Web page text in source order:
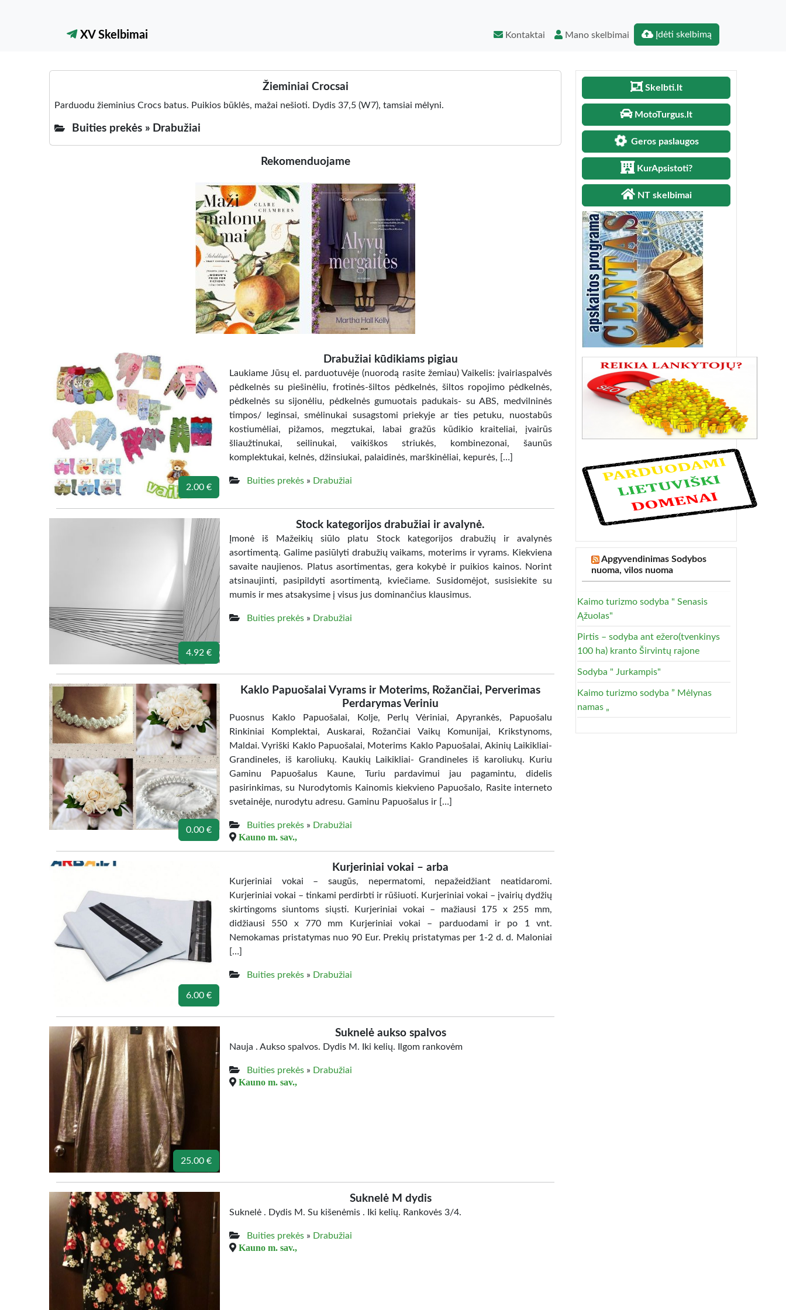
XV Skelbimai Kontaktai Mano skelbimai Įdėti skelbimą
Žieminiai Crocsai
Parduodu žieminius Crocs batus. Puikios būklės, mažai nešioti. Dydis 37,5 (W7), tamsiai mėlyni.
Buities prekės » Drabužiai
Rekomenduojame
2.00 €
Drabužiai kūdikiams pigiau
Laukiame Jūsų el. parduotuvėje (nuorodą rasite žemiau) Vaikelis: įvairiaspalvės
pėdkelnės su piešinėliu, frotinės-šiltos pėdkelnės, šiltos ropojimo pėdkelnės,
pėdkelnės su sijonėliu, pėdkelnės gumuotais padukais- su ABS, medvilninės
timpos/ leginsai, smėlinukai susagstomi priekyje ar ties petuku, nuostabūs
kostiumėliai, pižamos, megztukai, labai gražūs kūdikio kraiteliai, įvairūs
šliaužtinukai, seilinukai, vaikiškos striukės, kombinezonai, šaunūs
komplektukai, kelnės, džinsiukai, palaidinės, marškinėliai, kepurės, […]
Buities prekės» Drabužiai
4.92 €
Stock kategorijos drabužiai ir avalynė.
Įmonė iš Mažeikių siūlo platu Stock kategorijos drabužių ir avalynės
asortimentą. Galime pasiūlyti drabužių vaikams, moterims ir vyrams. Kiekviena
savaite naujienos. Platus asortimentas, gera kokybė ir puikios kainos. Norint
atsinaujinti, pasipildyti asortimentą, kviečiame. Susidomėjot, susisiekite su
mumis ir mes atsakysime į visus jus dominančius klausimus.
Buities prekės» Drabužiai
0.00 €
Kaklo Papuošalai Vyrams ir Moterims, Rožančiai, Perverimas
Perdarymas Veriniu
Puosnus Kaklo Papuošalai, Kolje, Perlų Vėriniai, Apyrankės, Papuošalu
Rinkiniai Komplektai, Auskarai, Rožančiai Vaikų Komunijai, Krikstynoms,
Maldai. Vyriški Kaklo Papuošalai, Moterims Kaklo Papuošalai, Akinių Laikikliai-
Grandineles, iš karoliukų. Kaukių Laikikliai- Grandineles iš karoliukų. Kuriu
Gaminu Papuošalus Kaune, Turiu pardavimui jau pagamintu, didelis
pasirinkimas, su Nurodytomis Kainomis kiekvieno Papuošalo, Rasite interneto
svetainėje, nurodytu adresu. Gaminu Papuošalus ir […]
Buities prekės» Drabužiai
Kauno m. sav.,
6.00 €
Kurjeriniai vokai – arba
Kurjeriniai vokai – saugūs, nepermatomi, nepažeidžiant neatidaromi.
Kurjeriniai vokai – tinkami perdirbti ir rūšiuoti. Kurjeriniai vokai – įvairių dydžių
skirtingoms siuntoms siųsti. Kurjeriniai vokai – mažiausi 175 x 255 mm,
didžiausi 550 x 770 mm Kurjeriniai vokai – parduodami ir po 1 vnt.
Nemokamas pristatymas nuo 90 Eur. Prekių pristatymas per 1-2 d. d. Maloniai
[…]
Buities prekės» Drabužiai
25.00 €
Suknelė aukso spalvos
Nauja . Aukso spalvos. Dydis M. Iki kelių. Ilgom rankovėm
Buities prekės» Drabužiai
Kauno m. sav.,
Suknelė M dydis
Suknelė . Dydis M. Su kišenėmis . Iki kelių. Rankovės 3/4.
Buities prekės» Drabužiai
Kauno m. sav.,
Skelbti.lt
MotoTurgus.lt
Geros paslaugos
KurApsistoti?
NT skelbimai
Apgyvendinimas Sodybos
nuoma, vilos nuoma
Kaimo turizmo sodyba " Senasis
Ąžuolas"
Pirtis – sodyba ant ežero(tvenkinys
100 ha) kranto Širvintų rajone
Sodyba " Jurkampis"
Kaimo turizmo sodyba ” Mėlynas
namas „